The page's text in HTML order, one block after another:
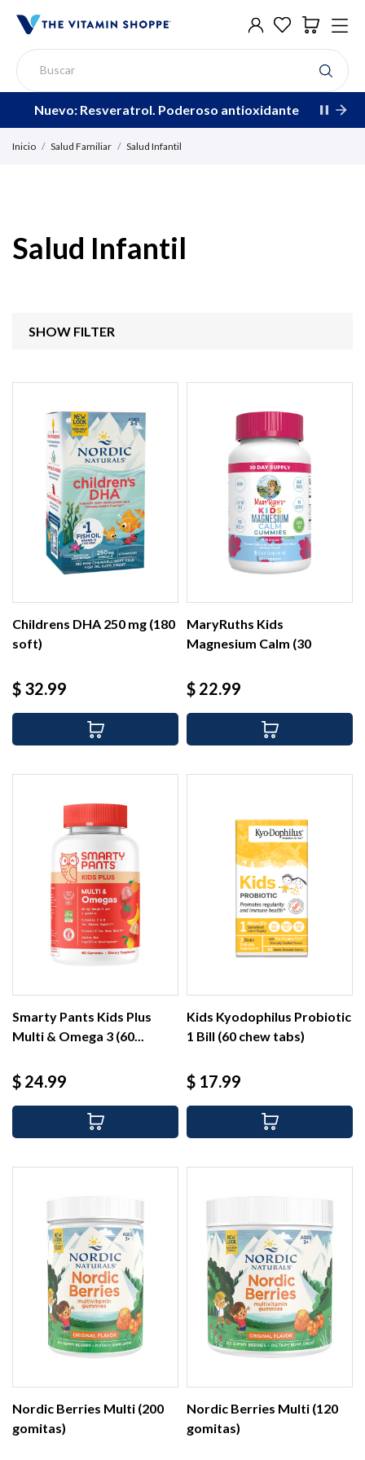
Nuevo: Resveratrol. Poderoso antioxidante
Inicio Salud Familiar Salud Infantil
Salud Infantil
SHOW FILTER
Childrens DHA 250 mg (180
soft)
Precio
$ 32.99
MaryRuths Kids
Magnesium Calm (30
Precio
$ 22.99
Smarty Pants Kids Plus
Multi & Omega 3 (60...
Precio
$ 24.99
Kids Kyodophilus Probiotic
1 Bill (60 chew tabs)
Precio
$ 17.99
Nordic Berries Multi (200
gomitas)
Nordic Berries Multi (120
gomitas)